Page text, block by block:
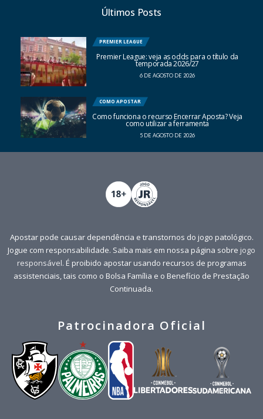
Últimos Posts
PREMIER LEAGUE
Premier League: veja as odds para o título da
temporada 2026/27
6 DE AGOSTO DE 2026
COMO APOSTAR
Como funciona o recurso Encerrar Aposta? Veja
como utilizar a ferramenta
5 DE AGOSTO DE 2026
Apostar pode causar dependência e transtornos do jogo patológico.
Jogue com responsabilidade. Saiba mais em nossa página sobre jogo
responsável. É proibido apostar usando recursos de programas
assistenciais, tais como o Bolsa Família e o Benefício de Prestação
Continuada.
Patrocinadora Oficial